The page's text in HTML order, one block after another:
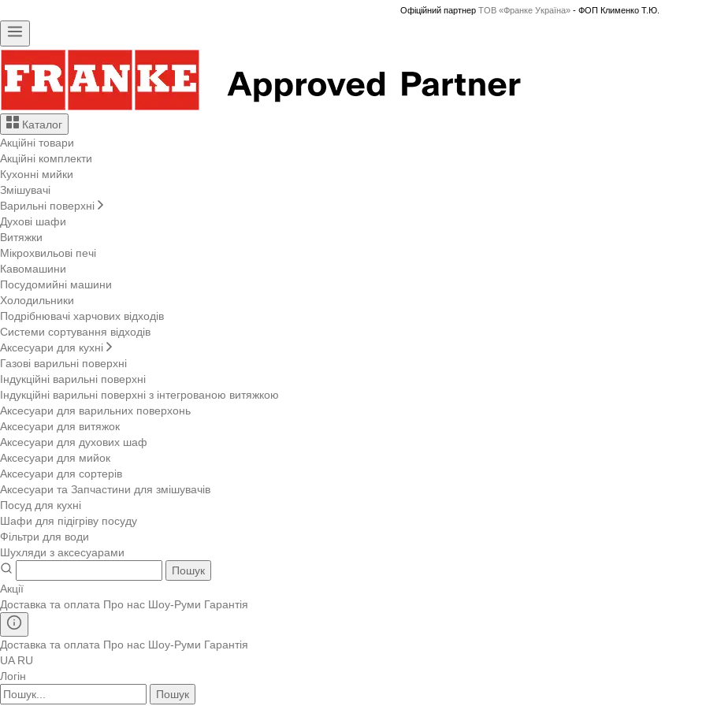
Офіційний партнер ТОВ «Франке Україна»- ФОП Клименко Т.Ю.
Каталог
Акційні товари
Акційні комплекти
Кухонні мийки
Змішувачі
Варильні поверхні
Духові шафи
Витяжки
Мікрохвильові печі
Кавомашини
Посудомийні машини
Холодильники
Подрібнювачі харчових відходів
Системи сортування відходів
Аксесуари для кухні
Газові варильні поверхні
Індукційні варильні поверхні
Індукційні варильні поверхні з інтегрованою витяжкою
Аксесуари для варильних поверхонь
Аксесуари для витяжок
Аксесуари для духових шаф
Аксесуари для мийок
Аксесуари для сортерів
Аксесуари та Запчастини для змішувачів
Посуд для кухні
Шафи для підігріву посуду
Фільтри для води
Шухляди з аксесуарами
Пошук
Акції
Доставка та оплата Про нас Шоу-Руми Гарантія
Доставка та оплата Про нас Шоу-Руми Гарантія
UA RU
Логін
Пошук